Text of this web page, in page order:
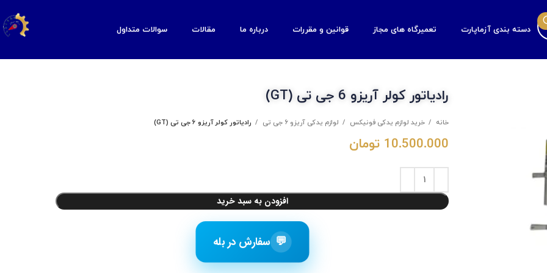
دسته بندی آزماپارت تعمیرگاه های مجاز قوانین و مقررات درباره ما مقالات سوالات متداول
رادیاتور کولر آریزو 6 جی تی (GT)
خانه خرید لوازم یدکی فونیکس لوازم یدکی آریزو 6 جی تی رادیاتور کولر آریزو 6 جی تی (GT)
10.500.000 تومان
افزودن به سبد خرید
💬 سفارش در بله